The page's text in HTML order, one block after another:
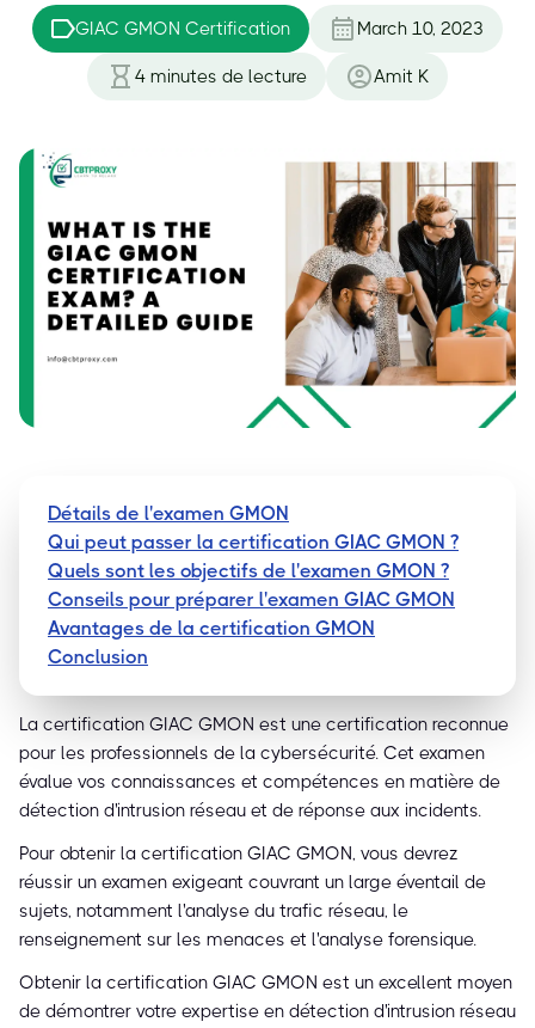
GIAC GMON Certification March 10, 2023
4 minutes de lecture Amit K
Détails de l'examen GMON
Qui peut passer la certification GIAC GMON ?
Quels sont les objectifs de l'examen GMON ?
Conseils pour préparer l'examen GIAC GMON
Avantages de la certification GMON
Conclusion
La certification GIAC GMON est une certification reconnue
pour les professionnels de la cybersécurité. Cet examen
évalue vos connaissances et compétences en matière de
détection d'intrusion réseau et de réponse aux incidents.
Pour obtenir la certification GIAC GMON, vous devrez
réussir un examen exigeant couvrant un large éventail de
sujets, notamment l'analyse du trafic réseau, le
renseignement sur les menaces et l'analyse forensique.
Obtenir la certification GIAC GMON est un excellent moyen
de démontrer votre expertise en détection d'intrusion réseau